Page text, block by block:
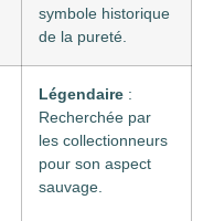
symbole historique
de la pureté.
Légendaire :
Recherchée par
les collectionneurs
pour son aspect
sauvage.